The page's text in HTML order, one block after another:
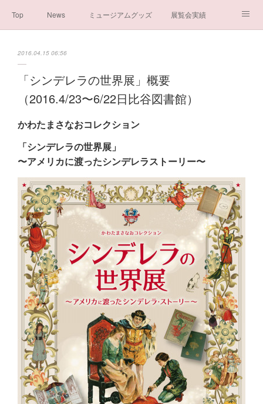
Top News ミュージアムグッズ 展覧会実績
お問い合わせ 一般社団法人シンデレラ芸術文化振興会
2016.04.15 06:56
「シンデレラの世界展」概要
（2016.4/23〜6/22日比谷図書館）
かわたまさなおコレクション
「シンデレラの世界展」
〜アメリカに渡ったシンデレラストーリー〜